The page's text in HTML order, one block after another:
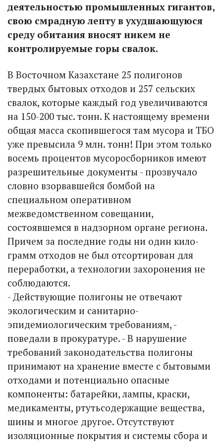
деятельностью промышленных гигантов,
свою смрадную лепту в ухудшающуюся
среду обитания вносят никем не
контролируемые горы свалок.
В Восточном Казахстане 25 полигонов
твердых бытовых отходов и 257 сельских
свалок, которые каждый год увеличиваются
на 150-200 тыс. тонн. К настоящему времени
общая масса скопившегося там мусора и ТБО
уже превысила 9 млн. тонн! При этом только
восемь процентов мусоросборников имеют
разрешительные документы - прозвучало
словно взорвавшейся бомбой на
специальном оперативном
межведомственном совещании,
состоявшемся в надзорном органе региона.
Причем за последние годы ни один кило­
грамм отходов не был отсортирован для
переработки, а технологии захоронения не
соблюдаются.
- Действующие полигоны не отвечают
экологическим и санитарно-
эпидемиологическим требованиям, -
поведали в прокуратуре. - В нарушение
требований законодательства полигоны
принимают на хранение вместе с бытовыми
отходами и потенциально опасные
компоненты: батарейки, лампы, краски,
медикаменты, ртутьсодержащие вещества,
шины и многое другое. Отсутствуют
изоляционные покрытия и системы сбора и